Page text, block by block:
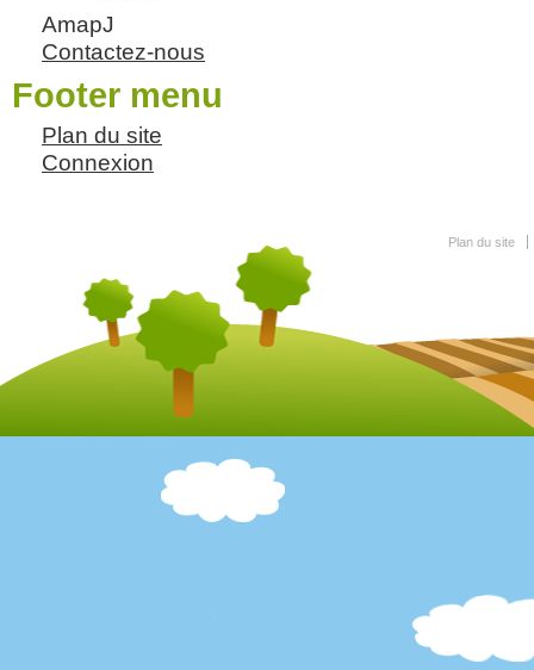
AmapJ
Contactez-nous
Footer menu
Plan du site
Connexion
Plan du site